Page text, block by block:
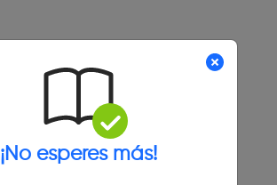
¡No esperes más!